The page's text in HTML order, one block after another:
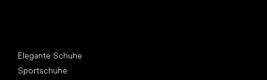
Elegante Schuhe
Sportschuhe